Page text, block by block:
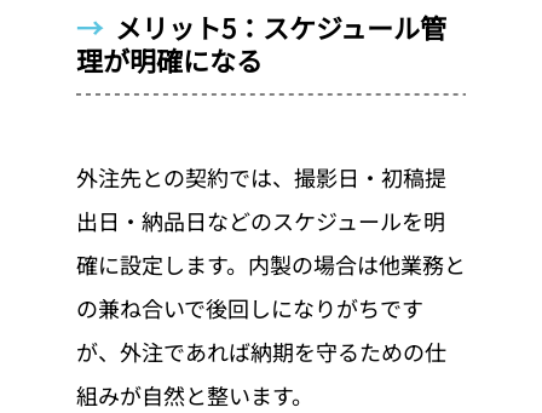
→ メリット5：スケジュール管
理が明確になる
外注先との契約では、撮影日・初稿提
出日・納品日などのスケジュールを明
確に設定します。内製の場合は他業務と
の兼ね合いで後回しになりがちです
が、外注であれば納期を守るための仕
組みが自然と整います。